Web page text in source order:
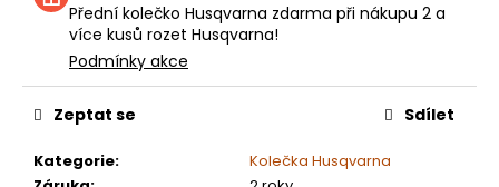
Přední kolečko Husqvarna zdarma při nákupu 2 a
více kusů rozet Husqvarna!
Podmínky akce
Kategorie:
Kolečka Husqvarna
Zeptat se Sdílet